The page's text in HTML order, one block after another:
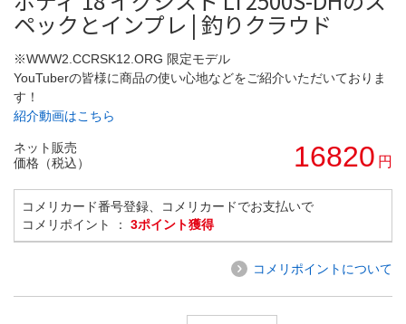
ペックとインプレ | 釣りクラウド
※WWW2.CCRSK12.ORG 限定モデル
YouTuberの皆様に商品の使い心地などをご紹介いただいておりま
す！
紹介動画はこちら
ネット販売
価格（税込）
16820 円
コメリカード番号登録、コメリカードでお支払いで
コメリポイント ： 3ポイント獲得
コメリポイントについて